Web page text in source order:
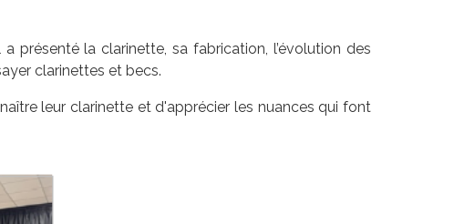
présenté la clarinette, sa fabrication, l’évolution des
clarinettes et becs.
leur clarinette et d'apprécier les nuances qui font